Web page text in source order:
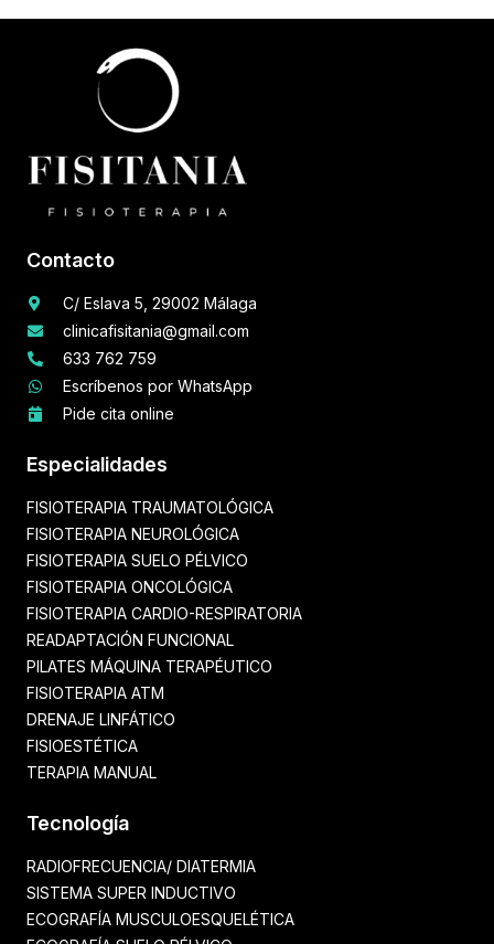
Contacto
C/ Eslava 5, 29002 Málaga
clinicafisitania@gmail.com
633 762 759
Escríbenos por WhatsApp
Pide cita online
Especialidades
FISIOTERAPIA TRAUMATOLÓGICA
FISIOTERAPIA NEUROLÓGICA
FISIOTERAPIA SUELO PÉLVICO
FISIOTERAPIA ONCOLÓGICA
FISIOTERAPIA CARDIO-RESPIRATORIA
READAPTACIÓN FUNCIONAL
PILATES MÁQUINA TERAPÉUTICO
FISIOTERAPIA ATM
DRENAJE LINFÁTICO
FISIOESTÉTICA
TERAPIA MANUAL
Tecnología
RADIOFRECUENCIA/ DIATERMIA
SISTEMA SUPER INDUCTIVO
ECOGRAFÍA MUSCULOESQUELÉTICA